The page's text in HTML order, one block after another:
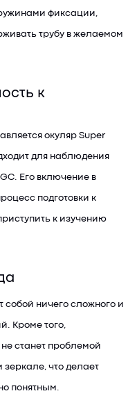
фиксации,
трубу в желаемом
к
окуляр Super
для наблюдения
Его включение в
подготовки к
к изучению
собой ничего сложного и
Кроме того,
станет проблемой
что делает
понятным.